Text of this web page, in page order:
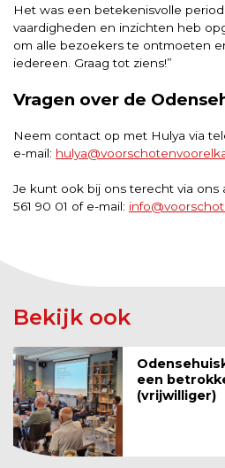
Het was een betekenisvolle
vaardigheden en inzichten heb
om alle bezoekers te ontmoeten
iedereen. Graag tot ziens!”
Vragen over de
Neem contact op met Hulya via
e-mail:
Je kunt ook bij ons terecht via ons
561 90 01 of e-mail:
Bekijk ook
een
(vrijwilliger)